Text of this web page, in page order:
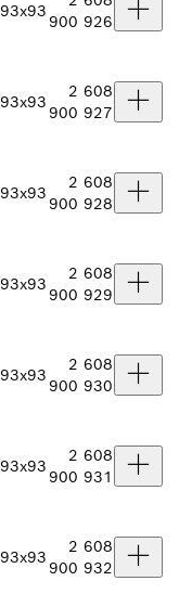
93x93
40
חורים
50 יח'
93x93
60
חורים
50 יח'
93x93
80
חורים
50 יח'
93x93
100
חורים
50 יח'
93x93
120
חורים
50 יח'
93x93
180
חורים
50 יח'
93x93
240
חורים
50 יח'